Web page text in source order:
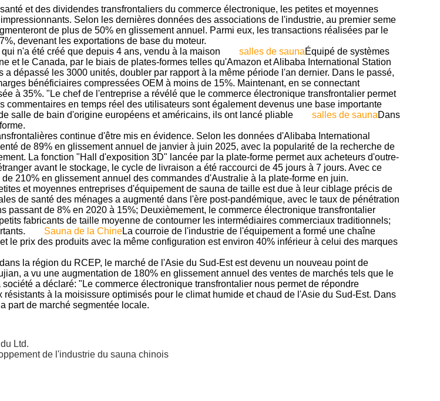
et des dividendes transfrontaliers du commerce électronique, les petites et moyennes
Selon les dernières données des associations de l'industrie, au premier seme
de plus de 50% en glissement annuel. Parmi eux, les transactions réalisées par le
devenant les exportations de base du moteur.
n'a été créé que depuis 4 ans, vendu à la maison
salles de saunaÉquipé de systèmes
et le Canada, par le biais de plates-formes telles qu'Amazon et Alibaba International Station
dépassé les 3000 unités, doubler par rapport à la même période l'an dernier. Dans le passé,
bénéficiaires compressées OEM à moins de 15%. Maintenant, en se connectant
à 35%. "Le chef de l'entreprise a révélé que le commerce électronique transfrontalier permet
en temps réel des utilisateurs sont également devenus une base importante
salle de bain d'origine européens et américains, ils ont lancé pliable
salles de saunaDans
continue d'être mis en évidence. Selon les données d'Alibaba International
de 89% en glissement annuel de janvier à juin 2025, avec la popularité de la recherche de
La fonction "Hall d'exposition 3D" lancée par la plate-forme permet aux acheteurs d'outre-
avant le stockage, le cycle de livraison a été raccourci de 45 jours à 7 jours. Avec ce
210% en glissement annuel des commandes d'Australie à la plate-forme en juin.
et moyennes entreprises d'équipement de sauna de taille est due à leur ciblage précis de
de santé des ménages a augmenté dans l'ère post-pandémique, avec le taux de pénétration
passant de 8% en 2020 à 15%; Deuxièmement, le commerce électronique transfrontalier
fabricants de taille moyenne de contourner les intermédiaires commerciaux traditionnels;
Sauna de la ChineLa courroie de l'industrie de l'équipement a formé une chaîne
le prix des produits avec la même configuration est environ 40% inférieur à celui des marques
la région du RCEP, le marché de l'Asie du Sud-Est est devenu un nouveau point de
a vu une augmentation de 180% en glissement annuel des ventes de marchés tels que le
a déclaré: "Le commerce électronique transfrontalier nous permet de répondre
à la moisissure optimisés pour le climat humide et chaud de l'Asie du Sud-Est. Dans
part de marché segmentée locale.
Ltd.
de l'industrie du sauna chinois